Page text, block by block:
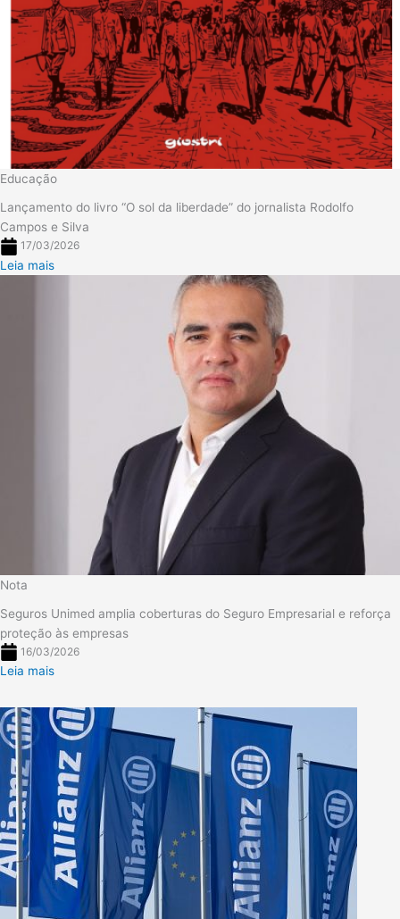
Educação
Lançamento do livro “O sol da liberdade” do jornalista Rodolfo
Campos e Silva
17/03/2026
Leia mais
Nota
Seguros Unimed amplia coberturas do Seguro Empresarial e reforça
proteção às empresas
16/03/2026
Leia mais